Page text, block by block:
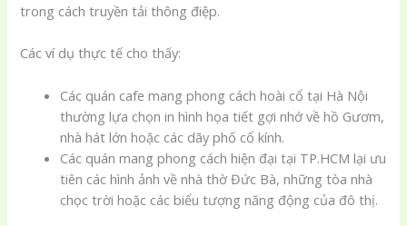
trong cách truyền tải thông điệp.
Các ví dụ thực tế cho thấy:
Các quán cafe mang phong cách hoài cổ tại Hà Nội
thường lựa chọn in hình họa tiết gợi nhớ về hồ Gươm,
nhà hát lớn hoặc các dãy phố cổ kính.
Các quán mang phong cách hiện đại tại TP.HCM lại ưu
tiên các hình ảnh về nhà thờ Đức Bà, những tòa nhà
chọc trời hoặc các biểu tượng năng động của đô thị.